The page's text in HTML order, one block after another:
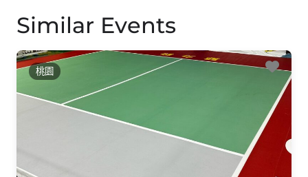
Similar Events
桃園